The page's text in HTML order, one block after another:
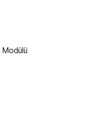
Modülü